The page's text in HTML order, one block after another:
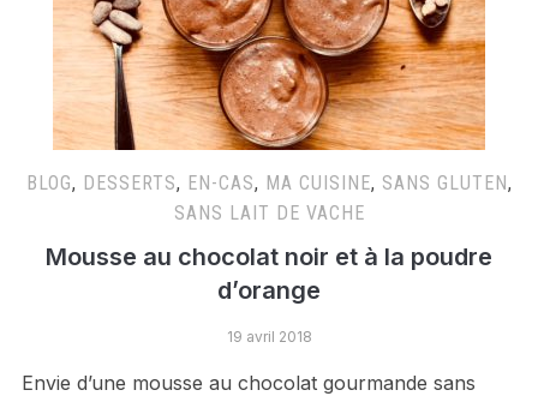
BLOG, DESSERTS, EN-CAS, MA CUISINE, SANS GLUTEN,
SANS LAIT DE VACHE
Mousse au chocolat noir et à la poudre
d’orange
19 avril 2018
Envie d’une mousse au chocolat gourmande sans